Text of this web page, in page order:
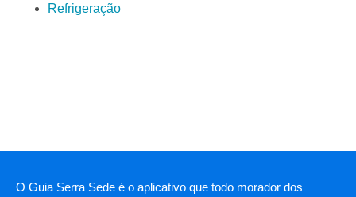
Refrigeração
O Guia Serra Sede é o aplicativo que todo morador dos